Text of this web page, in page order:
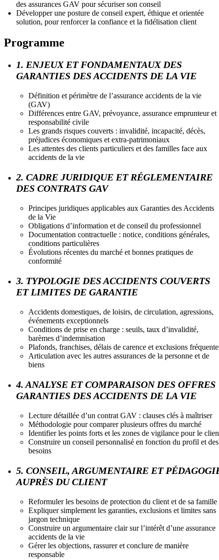
des assurances GAV pour sécuriser son conseil
Développer une posture de conseil expert, éthique et orientée
solution, pour renforcer la confiance et la fidélisation client
Programme
1. ENJEUX ET FONDAMENTAUX DES
GARANTIES DES ACCIDENTS DE LA VIE
Définition et périmètre de l’assurance accidents de la vie
(GAV)
Différences entre GAV, prévoyance, assurance emprunteur et
responsabilité civile
Les grands risques couverts : invalidité, incapacité, décès,
préjudices économiques et extra-patrimoniaux
Les attentes des clients particuliers et des familles face aux
accidents de la vie
2. CADRE JURIDIQUE ET RÉGLEMENTAIRE
DES CONTRATS GAV
Principes juridiques applicables aux Garanties des Accidents
de la Vie
Obligations d’information et de conseil du professionnel
Documentation contractuelle : notice, conditions générales,
conditions particulières
Évolutions récentes du marché et bonnes pratiques de
conformité
3. TYPOLOGIE DES ACCIDENTS COUVERTS
ET LIMITES DE GARANTIE
Accidents domestiques, de loisirs, de circulation, agressions,
événements exceptionnels
Conditions de prise en charge : seuils, taux d’invalidité,
barèmes d’indemnisation
Plafonds, franchises, délais de carence et exclusions
Articulation avec les autres assurances de la personne et de
biens
4. ANALYSE ET COMPARAISON DES OFFRES
GARANTIES DES ACCIDENTS DE LA VIE
Lecture détaillée d’un contrat GAV : clauses clés à maîtriser
Méthodologie pour comparer plusieurs offres du marché
Identifier les points forts et les zones de vigilance pour le
Construire un conseil personnalisé en fonction du profil et des
besoins
5. CONSEIL, ARGUMENTAIRE ET
AUPRÈS DU CLIENT
Reformuler les besoins de protection du client et de sa famille
Expliquer simplement les garanties, exclusions et limites sans
jargon technique
Construire un argumentaire clair sur l’intérêt d’une assurance
accidents de la vie
Gérer les objections, rassurer et conclure de manière
responsable